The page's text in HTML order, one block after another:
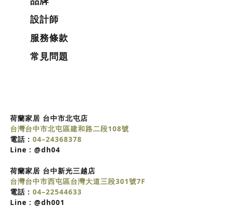
設計師
服務條款
常見問題
荷蘭家居 台中市北屯店
台灣台中市北屯區建和路二段108號
電話 : 04–24368378
Line : @dh04
荷蘭家居 台中新光三越店
台灣台中市西屯區台灣大道三段301號7F
電話 : 04–22544633
Line : @dh001